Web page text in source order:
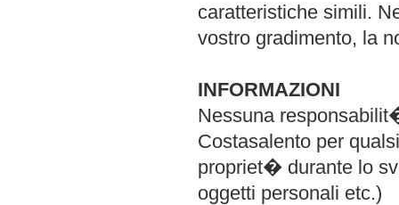
caratteristiche simili.
vostro gradimento, la
INFORMAZIONI
Nessuna
Costasalento per
propriet� durante lo
oggetti personali etc.)